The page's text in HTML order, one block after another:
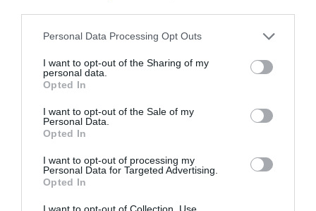
Please note that this website/app uses one or more Google
not limited to your visit or usage behaviour. You may click to
grant or deny consent to Google and its third-party tags to
use your data for below specified purposes in below Google
consent section.
Personal Data Processing Opt Outs
I want to opt-out of the Sharing of my
personal data.
Opted In
I want to opt-out of the Sale of my
Personal Data.
Opted In
I want to opt-out of processing my
Personal Data for Targeted Advertising.
Opted In
I want to opt-out of Collection, Use,
Θρίλερ στον Λυκαβηττό: Σε 57χρονη γυναίκα που είχε
Οι φωτιές, οι ανεμογεννήτριες και η προχειρότητα
Δυτική Αττική: Αντιδιαβρωτικά έργα πριν τις
φθινοπωρινές βροχές – Η επόμενη ημέρα μετά τη μεγάλη
Άνδρος: Το καταπράσινο διαμάντι των Κυκλάδων που
μαγεύει κάθε επισκέπτη